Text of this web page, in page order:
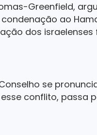
Greenfield,
ao
dos israelenses
se
conflito, passa